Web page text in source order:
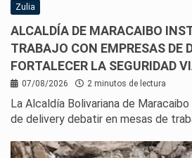
Zulia
ALCALDÍA DE MARACAIBO
TRABAJO CON EMPRESAS DE
FORTALECER LA SEGURIDAD
07/08/2026 2 minutos de lectura
La Alcaldía Bolivariana de
de delivery debatir en mesas de